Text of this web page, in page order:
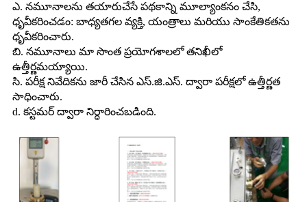
ఎ. నమూనాలను తయారుచేసే పథకాన్ని మూల్యాంకనం చేసి,
ధృవీకరించడం: బాధ్యతగల వ్యక్తి, యంత్రాలు మరియు సాంకేతికతను
ధృవీకరించారు.
బి. నమూనాలు మా సొంత ప్రయోగశాలలో తనిఖీలో
ఉత్తీర్ణమయ్యాయి.
సి. పరీక్ష నివేదికను జారీ చేసిన ఎస్.జి.ఎస్. ద్వారా పరీక్షలో ఉత్తీర్ణత
సాధించారు.
d. కస్టమర్ ద్వారా నిర్ధారించబడింది.